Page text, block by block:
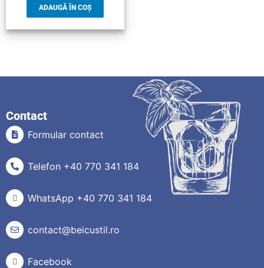
ADAUGĂ ÎN COȘ
Contact
Formular contact
Telefon +40 770 341 184
WhatsApp +40 770 341 184
contact@beicustil.ro
Facebook